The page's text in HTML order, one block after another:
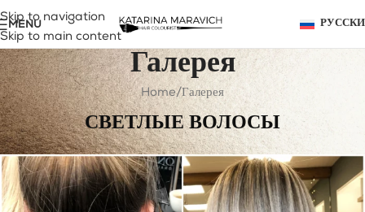
Skip to navigation
Skip to main content
MENU
Галерея
Home Галерея
СВЕТЛЫЕ ВОЛОСЫ